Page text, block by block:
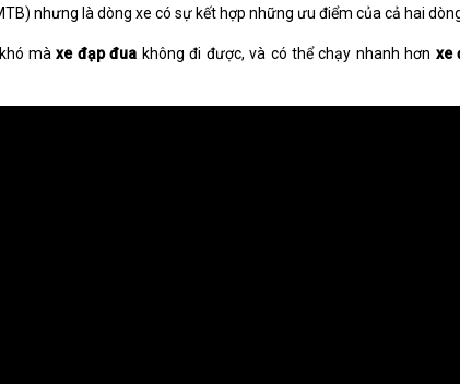
nhưng là dòng xe có sự kết hợp những ưu điểm của cả hai
màxe đạp đua không đi được, và có thể chạy nhanh hơn xe